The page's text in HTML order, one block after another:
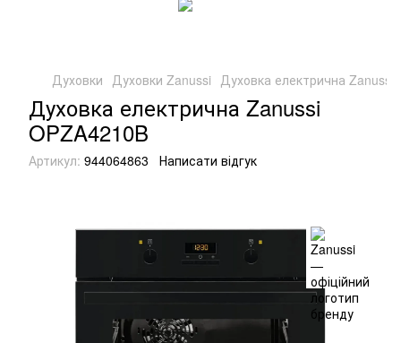
Духовки Духовки Zanussi Духовка електрична Zanussi
Духовка електрична Zanussi
OPZA4210B
Артикул: 944064863 Написати відгук